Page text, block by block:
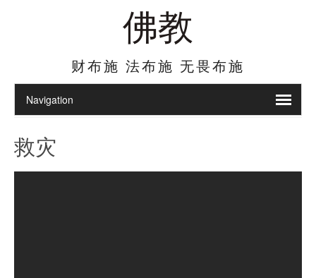
佛教
财布施 法布施 无畏布施
救灾